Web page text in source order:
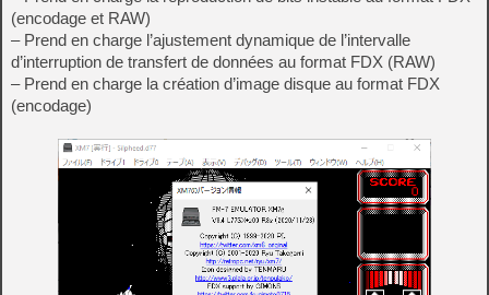
(encodage et RAW)
– Prend en charge l’ajustement dynamique de l’intervalle
d’interruption de transfert de données au format FDX (RAW)
– Prend en charge la création d’image disque au format FDX
(encodage)